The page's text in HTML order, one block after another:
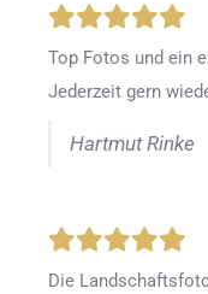
Top Fotos und ein
Jederzeit gern
Hartmut Rinke
Die